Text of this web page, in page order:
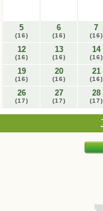
5
(16)
6
(16)
7
(16)
12
(16)
13
(16)
14
(16)
19
(16)
20
(16)
21
(16)
26
(17)
27
(17)
28
(17)